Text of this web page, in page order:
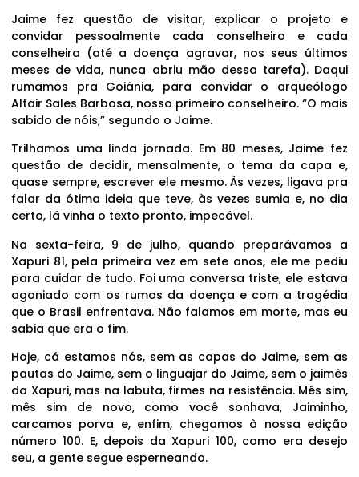
Jaime fez questão de visitar, explicar o projeto e
convidar pessoalmente cada conselheiro e cada
conselheira (até a doença agravar, nos seus últimos
meses de vida, nunca abriu mão dessa tarefa). Daqui
rumamos pra Goiânia, para convidar o arqueólogo
Altair Sales Barbosa, nosso primeiro conselheiro. “O mais
sabido de nóis,” segundo o Jaime.
Trilhamos uma linda jornada. Em 80 meses, Jaime fez
questão de decidir, mensalmente, o tema da capa e,
quase sempre, escrever ele mesmo. Às vezes, ligava pra
falar da ótima ideia que teve, às vezes sumia e, no dia
certo, lá vinha o texto pronto, impecável.
Na sexta-feira, 9 de julho, quando preparávamos a
Xapuri 81, pela primeira vez em sete anos, ele me pediu
para cuidar de tudo. Foi uma conversa triste, ele estava
agoniado com os rumos da doença e com a tragédia
que o Brasil enfrentava. Não falamos em morte, mas eu
sabia que era o fim.
Hoje, cá estamos nós, sem as capas do Jaime, sem as
pautas do Jaime, sem o linguajar do Jaime, sem o jaimês
da Xapuri, mas na labuta, firmes na resistência. Mês sim,
mês sim de novo, como você sonhava, Jaiminho,
carcamos porva e, enfim, chegamos à nossa edição
número 100. E, depois da Xapuri 100, como era desejo
seu, a gente segue esperneando.